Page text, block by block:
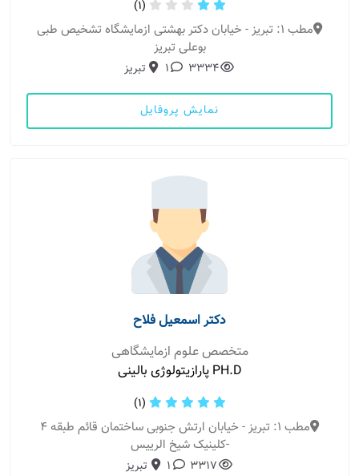
(1)
مطب 1: تبریز - خیابان دکتر بهشتی ازمایشگاه تشخیص طبی
بوعلی تبریز
3334
1 تبریز
نمایش پروفایل
دکتر اسمعیل فلاح
متخصص علوم ازمایشگاهی
PH.D پارازیتولوژی بالینی
(1)
مطب 1: تبریز - خیابان ارتش جنوبی ساختمان قائم طبقه 4
-کلینیک شیخ الرییس
3317
1 تبریز